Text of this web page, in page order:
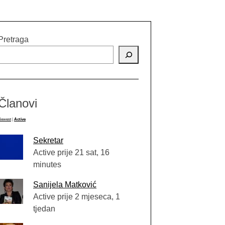
Active
Sekretar
Active prije 21 sat, 16
minutes
Sanijela Matković
Active prije 2 mjeseca, 1
tjedan